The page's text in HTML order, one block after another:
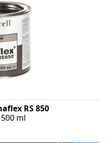
RS 850
ml